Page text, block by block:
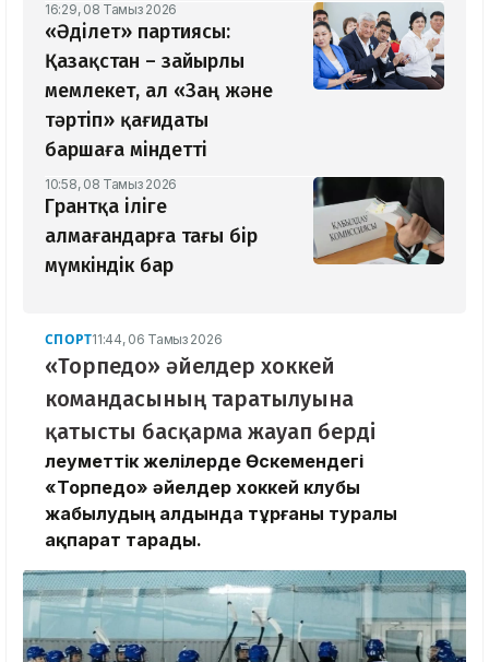
16:29, 08 Тамыз 2026
«Әділет» партиясы:
Қазақстан – зайырлы
мемлекет, ал «Заң және
тәртіп» қағидаты
баршаға міндетті
10:58, 08 Тамыз 2026
Грантқа іліге
алмағандарға тағы бір
мүмкіндік бар
СПОРТ11:44, 06 Тамыз 2026
«Торпедо» әйелдер хоккей
командасының таратылуына
қатысты басқарма жауап берді
Әлеуметтік желілерде Өскемендегі
«Торпедо» әйелдер хоккей клубы
жабылудың алдында тұрғаны туралы
ақпарат тарады.